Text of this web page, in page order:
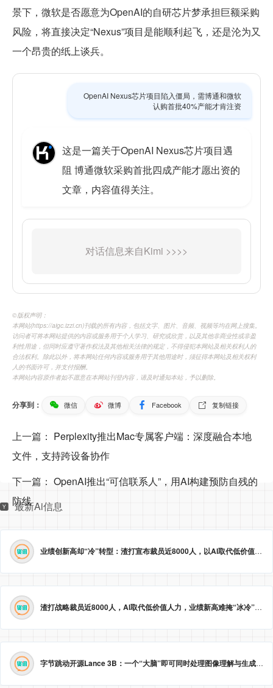
景下，微软是否愿意为OpenAI的自研芯片梦承担巨额采购
风险，将直接决定“Nexus”项目是能顺利起飞，还是沦为又
一个昂贵的纸上谈兵。
OpenAI Nexus芯片项目陷入僵局，需博通和微软
认购首批40%产能才肯注资
这是一篇关于OpenAI Nexus芯片项目遇
阻 博通微软采购首批四成产能才愿出资的
文章，内容值得关注。
©️版权声明：
本网站(https://aigc.izzi.cn)刊载的所有内容，包括文字、图片、音频、视频等均在网上搜集。
访问者可将本网站提供的内容或服务用于个人学习、研究或欣赏，以及其他非商业性或非盈
利性用途，但同时应遵守著作权法及其他相关法律的规定，不得侵犯本网站及相关权利人的
合法权利。除此以外，将本网站任何内容或服务用于其他用途时，须征得本网站及相关权利
人的书面许可，并支付报酬。
本网站内容原作者如不愿意在本网站刊登内容，请及时通知本站，予以删除。
分享到： 微信 微博 Facebook 复制链接
上一篇： Perplexity推出Mac专属客户端：深度融合本地
文件，支持跨设备协作
下一篇： OpenAI推出“可信联系人”，用AI构建预防自残的
防线
最新Ai信息
业绩创新高却“冷”转型：渣打宣布裁员近8000人，以AI取代低价值岗位
渣打战略裁员近8000人，AI取代低价值人力，业绩新高难掩“冰冷”转型。
字节跳动开源Lance 3B：一个“大脑”即可同时处理图像理解与生成